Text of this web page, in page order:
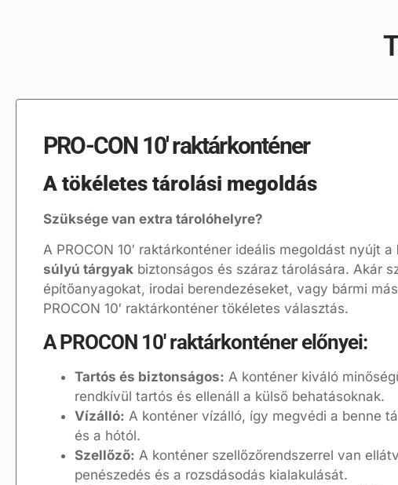
PRO-CON 10′ raktárkonténer
A tökéletes tárolási megoldás
Szüksége van extra tárolóhelyre?
A PROCON 10′ raktárkonténer ideális megoldást nyújt a
súlyú tárgyak biztonságos és száraz tárolására. Akár
építőanyagokat, irodai berendezéseket, vagy bármi
PROCON 10′ raktárkonténer tökéletes választás.
A PROCON 10′ raktárkonténer előnyei:
Tartós és biztonságos: A konténer kiváló
rendkívül tartós és ellenáll a külső behatásoknak.
Vízálló: A konténer vízálló, így megvédi a benne
és a hótól.
Szellőző: A konténer szellőzőrendszerrel van
penészedés és a rozsdásodás kialakulását.